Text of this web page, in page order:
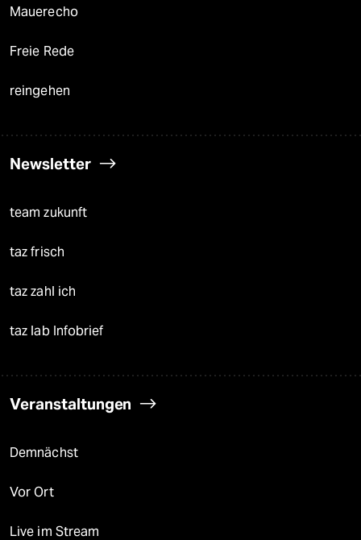
Mauerecho
Freie Rede
reingehen
Newsletter
team zukunft
taz frisch
taz zahl ich
taz lab Infobrief
Veranstaltungen
Demnächst
Vor Ort
Live im Stream